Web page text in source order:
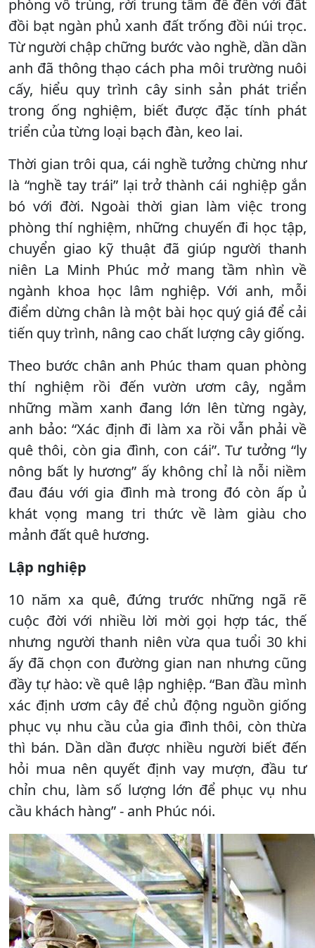
phòng vô trùng, rời trung tâm để đến với đất
đồi bạt ngàn phủ xanh đất trống đồi núi trọc.
Từ người chập chững bước vào nghề, dần dần
anh đã thông thạo cách pha môi trường nuôi
cấy, hiểu quy trình cây sinh sản phát triển
trong ống nghiệm, biết được đặc tính phát
triển của từng loại bạch đàn, keo lai.
Thời gian trôi qua, cái nghề tưởng chừng như
là “nghề tay trái” lại trở thành cái nghiệp gắn
bó với đời. Ngoài thời gian làm việc trong
phòng thí nghiệm, những chuyến đi học tập,
chuyển giao kỹ thuật đã giúp người thanh
niên La Minh Phúc mở mang tầm nhìn về
ngành khoa học lâm nghiệp. Với anh, mỗi
điểm dừng chân là một bài học quý giá để cải
tiến quy trình, nâng cao chất lượng cây giống.
Theo bước chân anh Phúc tham quan phòng
thí nghiệm rồi đến vườn ươm cây, ngắm
những mầm xanh đang lớn lên từng ngày,
anh bảo: “Xác định đi làm xa rồi vẫn phải về
quê thôi, còn gia đình, con cái”. Tư tưởng “ly
nông bất ly hương” ấy không chỉ là nỗi niềm
đau đáu với gia đình mà trong đó còn ấp ủ
khát vọng mang tri thức về làm giàu cho
mảnh đất quê hương.
Lập nghiệp
10 năm xa quê, đứng trước những ngã rẽ
cuộc đời với nhiều lời mời gọi hợp tác, thế
nhưng người thanh niên vừa qua tuổi 30 khi
ấy đã chọn con đường gian nan nhưng cũng
đầy tự hào: về quê lập nghiệp. “Ban đầu mình
xác định ươm cây để chủ động nguồn giống
phục vụ nhu cầu của gia đình thôi, còn thừa
thì bán. Dần dần được nhiều người biết đến
hỏi mua nên quyết định vay mượn, đầu tư
chỉn chu, làm số lượng lớn để phục vụ nhu
cầu khách hàng” - anh Phúc nói.